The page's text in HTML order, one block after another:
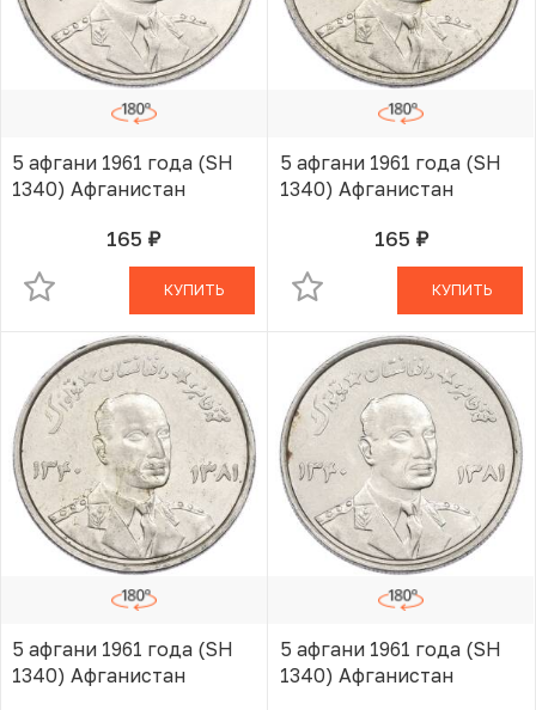
5 афгани 1961 года (SH
1340) Афганистан
165 руб.В КОРЗИНЕ
КУПИТЬ
5 афгани 1961 года (SH
1340) Афганистан
165 руб.В КОРЗИНЕ
КУПИТЬ
5 афгани 1961 года (SH
1340) Афганистан
5 афгани 1961 года (SH
1340) Афганистан